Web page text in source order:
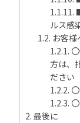
ルス感
お客様
方は、
ださい
最後に